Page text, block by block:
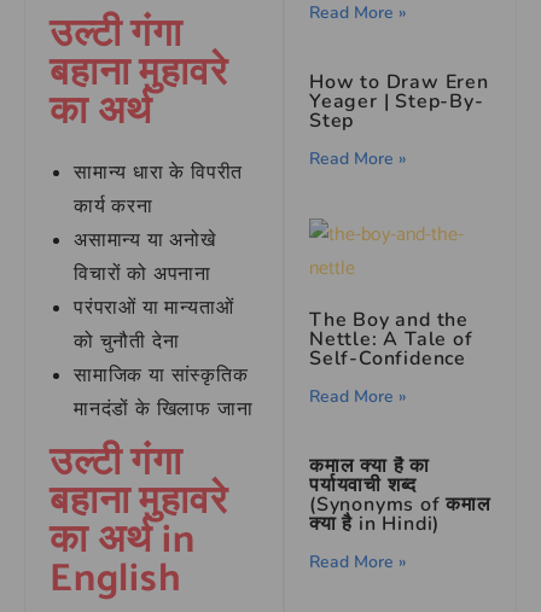
उल्टी गंगा
बहाना मुहावरे
का अर्थ
सामान्य धारा के विपरीत
कार्य करना
असामान्य या अनोखे
विचारों को अपनाना
परंपराओं या मान्यताओं
को चुनौती देना
सामाजिक या सांस्कृतिक
मानदंडों के खिलाफ जाना
उल्टी गंगा
बहाना मुहावरे
का अर्थ in
English
Read More »
How to Draw Eren
Yeager | Step-By-
Step
Read More »
The Boy and the
Nettle: A Tale of
Self-Confidence
Read More »
कमाल क्या है का
पर्यायवाची शब्द
(Synonyms of कमाल
क्या है in Hindi)
Read More »